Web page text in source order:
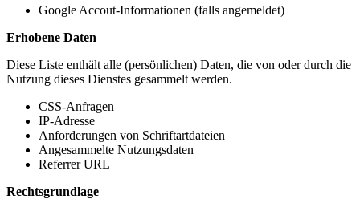
Google Accout-Informationen (falls angemeldet)
Erhobene Daten
Diese Liste enthält alle (persönlichen) Daten, die von oder durch die
Nutzung dieses Dienstes gesammelt werden.
CSS-Anfragen
IP-Adresse
Anforderungen von Schriftartdateien
Angesammelte Nutzungsdaten
Referrer URL
Rechtsgrundlage